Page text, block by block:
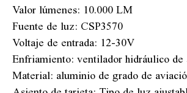
Valor lúmenes: 10.000 LM
Fuente de luz: CSP3570
Voltaje de entrada: 12-30V
Enfriamiento: ventilador hidráulico de
Material: aluminio de grado de